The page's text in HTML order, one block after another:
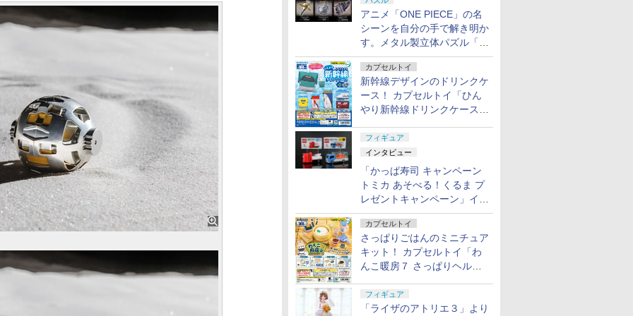
アニメ「ONE PIECE」の名
シーンを自分の手で解き明か
す。メタル製立体パズル「は
ずる ONE PIECE」シリーズ
3種が登場
カプセルトイ
新幹線デザインのドリンクケ
ース！ カプセルトイ「ひん
やり新幹線ドリンクケース」
フィギュア
インタビュー
「かっぱ寿司 キャンペーン
トミカ あそべる！くるま プ
レゼントキャンペーン」イン
タビュー
カプセルトイ
さっぱりごはんのミニチュア
キット！ カプセルトイ「わ
んこ暖房７ さっぱりヘルシ
フィギュア
「ライザのアトリエ３」より